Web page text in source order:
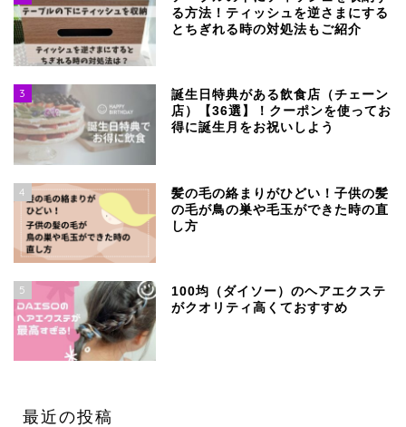
る方法！ティッシュを逆さまにする
とちぎれる時の対処法もご紹介
3
誕生日特典がある飲食店（チェーン
店）【36選】！クーポンを使ってお
得に誕生月をお祝いしよう
4
髪の毛の絡まりがひどい！子供の髪
の毛が鳥の巣や毛玉ができた時の直
し方
5
100均（ダイソー）のヘアエクステ
がクオリティ高くておすすめ
最近の投稿